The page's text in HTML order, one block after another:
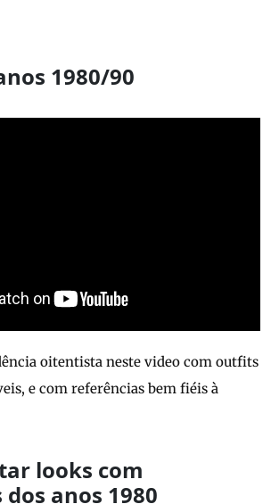
1980/90
oitentista neste video com outfits
e com referências bem fiéis à
looks com
anos 1980